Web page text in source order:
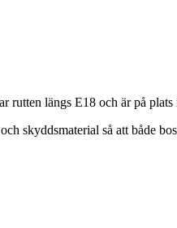
längs E18 och är på
skyddsmaterial så att både